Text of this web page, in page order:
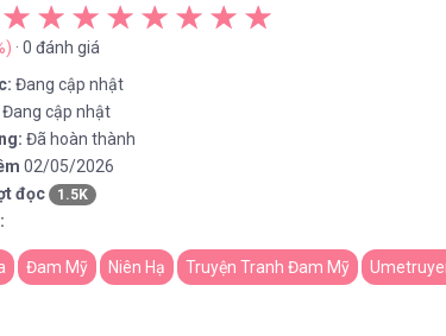
· 0 đánh giá
Đang cập nhật
Đang cập nhật
Đã hoàn thành
02/05/2026
đọc
1.5K
Đam Mỹ Niên Hạ Truyện Tranh Đam Mỹ